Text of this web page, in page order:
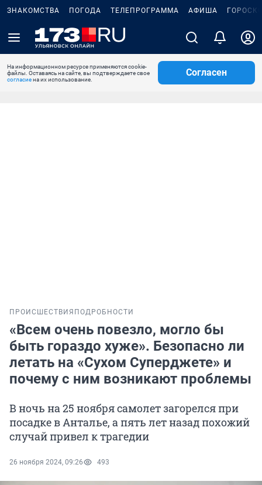
ЗНАКОМСТВА ПОГОДА ТЕЛЕПРОГРАММА АФИША
На информационном ресурсе применяются cookie-
файлы. Оставаясь на сайте, вы подтверждаете свое
согласиена их использование.
Согласен
ПРОИСШЕСТВИЯ ПОДРОБНОСТИ
«Всем очень повезло, могло бы
быть гораздо хуже». Безопасно ли
летать на «Сухом Суперджете» и
почему с ним возникают проблемы
В ночь на 25 ноября самолет загорелся при
посадке в Анталье, а пять лет назад похожий
случай привел к трагедии
26 ноября 2024, 09:26 493